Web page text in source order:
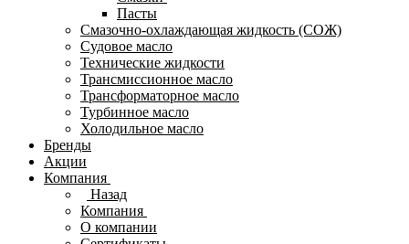
Пасты
Смазочно-охлаждающая жидкость (СОЖ)
Судовое масло
Технические жидкости
Трансмиссионное масло
Трансформаторное масло
Турбинное масло
Холодильное масло
Бренды
Акции
Компания
Назад
Компания
О компании